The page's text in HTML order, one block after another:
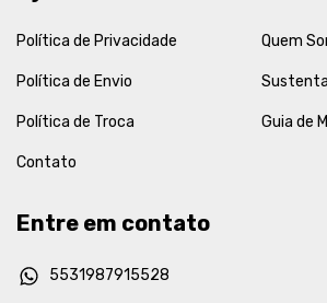
Política de Privacidade
Política de Envio
Política de Troca
Contato
Quem
Guia de
Entre em contato
5531987915528